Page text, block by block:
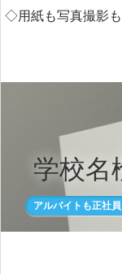
◇用紙も写真撮影
学校名
アルバイトも正社